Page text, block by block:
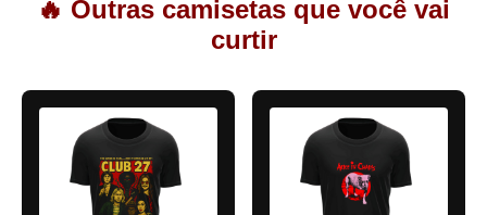
🔥 Outras camisetas que você vai
curtir